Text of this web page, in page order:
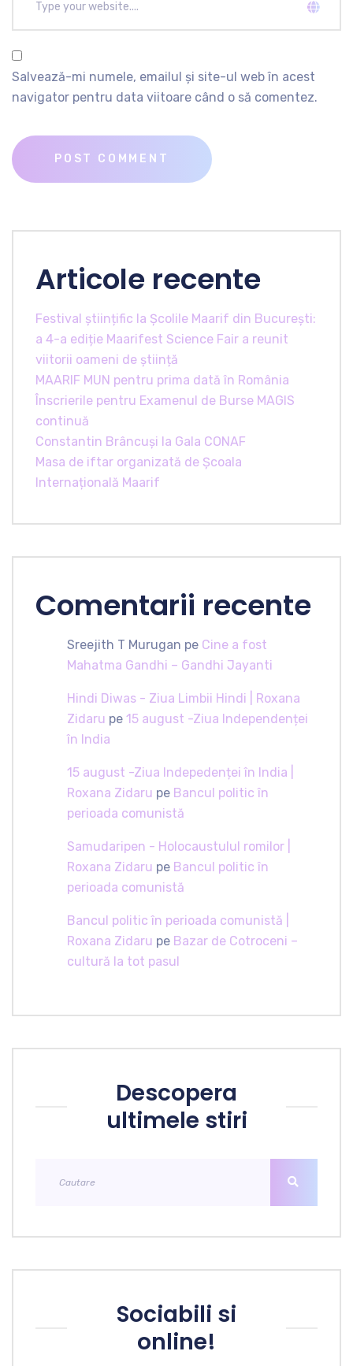
Salvează-mi numele, emailul și site-ul web în acest
navigator pentru data viitoare când o să comentez.
Articole recente
Festival științific la Școlile Maarif din București:
a 4-a ediție Maarifest Science Fair a reunit
viitorii oameni de știință
MAARIF MUN pentru prima dată în România
Înscrierile pentru Examenul de Burse MAGIS
continuă
Constantin Brâncuși la Gala CONAF
Masa de iftar organizată de Școala
Internațională Maarif
Comentarii recente
Sreejith T Murugan pe Cine a fost
Mahatma Gandhi – Gandhi Jayanti
Hindi Diwas - Ziua Limbii Hindi | Roxana
Zidaru pe 15 august -Ziua Independenței
în India
15 august -Ziua Indepedenței în India |
Roxana Zidaru pe Bancul politic în
perioada comunistă
Samudaripen - Holocaustulul romilor |
Roxana Zidaru pe Bancul politic în
perioada comunistă
Bancul politic în perioada comunistă |
Roxana Zidaru pe Bazar de Cotroceni –
cultură la tot pasul
Descopera
ultimele stiri
Sociabili si
online!